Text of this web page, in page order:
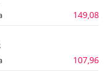
149,08
107,96